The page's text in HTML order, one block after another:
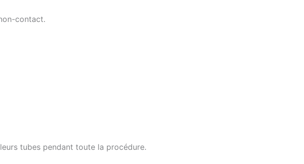
contact.
tubes pendant toute la procédure.